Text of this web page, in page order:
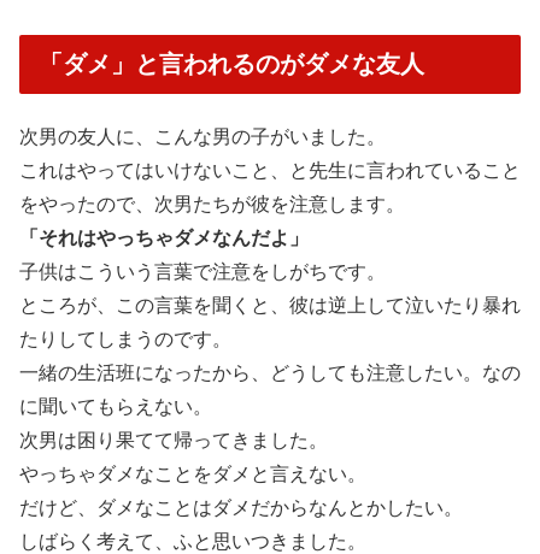
「ダメ」と言われるのがダメな友人
次男の友人に、こんな男の子がいました。
これはやってはいけないこと、と先生に言われていること
をやったので、次男たちが彼を注意します。
「それはやっちゃダメなんだよ」
子供はこういう言葉で注意をしがちです。
ところが、この言葉を聞くと、彼は逆上して泣いたり暴れ
たりしてしまうのです。
一緒の生活班になったから、どうしても注意したい。なの
に聞いてもらえない。
次男は困り果てて帰ってきました。
やっちゃダメなことをダメと言えない。
だけど、ダメなことはダメだからなんとかしたい。
しばらく考えて、ふと思いつきました。